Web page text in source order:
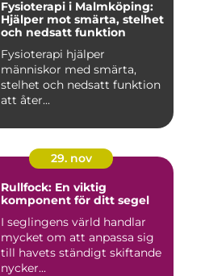
Fysioterapi i Malmköping:
Hjälper mot smärta, stelhet
och nedsatt funktion
Fysioterapi hjälper
människor med smärta,
stelhet och nedsatt funktion
att åter...
29. nov
Rullfock: En viktig
komponent för ditt segel
I seglingens värld handlar
mycket om att anpassa sig
till havets ständigt skiftande
nycker...